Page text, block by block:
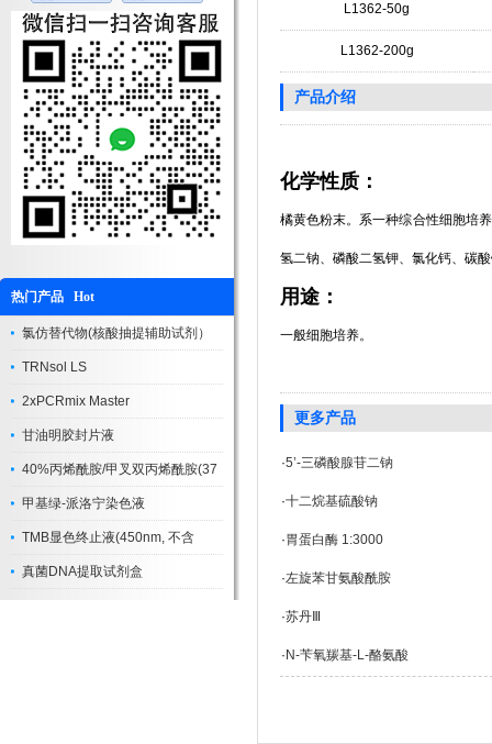
热门产品 Hot
氯仿替代物(核酸抽提辅助试剂）
TRNsol LS
2xPCRmix Master
甘油明胶封片液
40%丙烯酰胺/甲叉双丙烯酰胺(37
甲基绿-派洛宁染色液
TMB显色终止液(450nm, 不含
真菌DNA提取试剂盒
L1362-50g
L1362-200g
产品介绍
化学性质：
橘黄色粉末。系一种综合性细胞培
氢二钠、磷酸二氢钾、氯化钙、碳
用途：
一般细胞培养。
更多产品
·5’-三磷酸腺苷二钠
·十二烷基硫酸钠
·胃蛋白酶 1:3000
·左旋苯甘氨酸酰胺
·苏丹Ⅲ
· N-苄氧羰基-L-酪氨酸